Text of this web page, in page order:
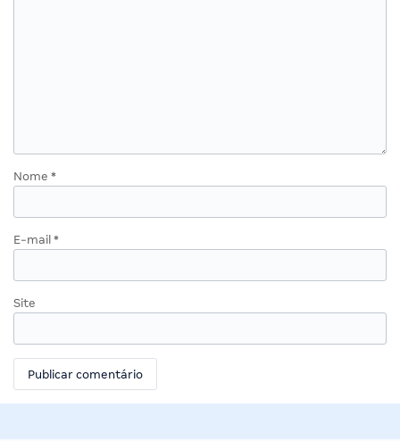
Nome *
E-mail *
Site